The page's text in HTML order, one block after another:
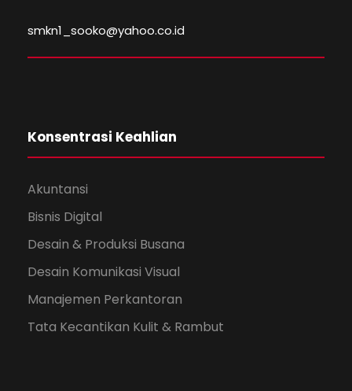
smkn1_sooko@yahoo.co.id
Konsentrasi Keahlian
Akuntansi
Bisnis Digital
Desain & Produksi Busana
Desain Komunikasi Visual
Manajemen Perkantoran
Tata Kecantikan Kulit & Rambut